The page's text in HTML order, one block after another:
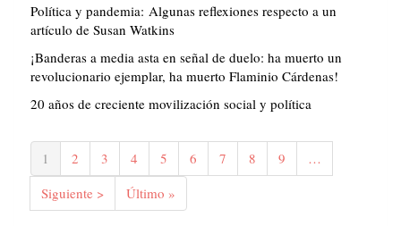
Política y pandemia: Algunas reflexiones respecto a un
artículo de Susan Watkins
¡Banderas a media asta en señal de duelo: ha muerto un
revolucionario ejemplar, ha muerto Flaminio Cárdenas!
20 años de creciente movilización social y política
Paginación
Página
actual
1 Página
2 Página
3 Página
4 Página
5 Página
6 Página
7 Página
8 Página
9
…
Siguiente
página
Siguiente >
Última
página
Último »